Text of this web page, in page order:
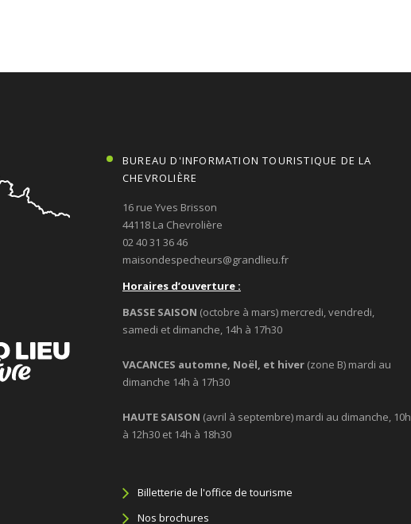
BUREAU D'INFORMATION TOURISTIQUE DE LA
CHEVROLIÈRE
16 rue Yves Brisson
44118 La Chevrolière
02 40 31 36 46
maisondespecheurs@grandlieu.fr
Horaires d’ouverture :
BASSE SAISON (octobre à mars) mercredi, vendredi,
samedi et dimanche, 14h à 17h30
VACANCES automne, Noël, et hiver(zone B) mardi au
dimanche 14h à 17h30
HAUTE SAISON (avril à septembre) mardi au dimanche, 10h
à 12h30 et 14h à 18h30
Billetterie de l'office de tourisme
Nos brochures